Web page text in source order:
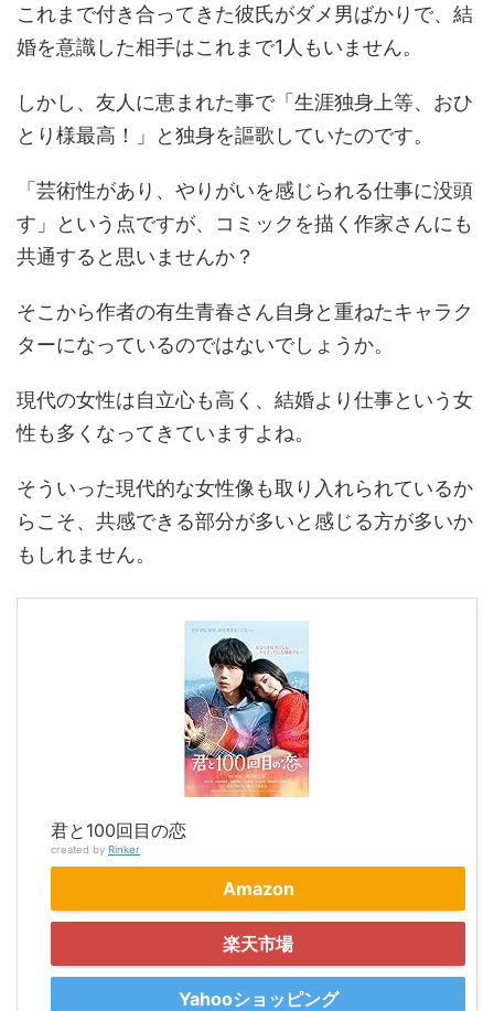
これまで付き合ってきた彼氏がダメ男ばかりで、結
婚を意識した相手はこれまで1人もいません。
しかし、友人に恵まれた事で「生涯独身上等、おひ
とり様最高！」と独身を謳歌していたのです。
「芸術性があり、やりがいを感じられる仕事に没頭
す」という点ですが、コミックを描く作家さんにも
共通すると思いませんか？
そこから作者の有生青春さん自身と重ねたキャラク
ターになっているのではないでしょうか。
現代の女性は自立心も高く、結婚より仕事という女
性も多くなってきていますよね。
そういった現代的な女性像も取り入れられているか
らこそ、共感できる部分が多いと感じる方が多いか
もしれません。
君と100回目の恋
created by Rinker
Amazon
楽天市場
Yahooショッピング